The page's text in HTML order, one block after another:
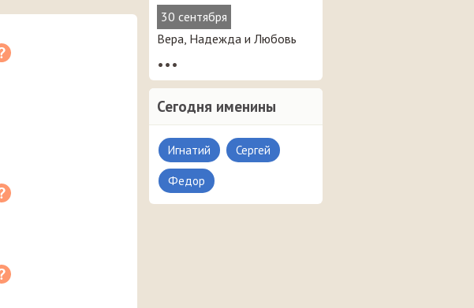
30 сентября
Вера, Надежда и Любовь
•••
Сегодня именины
Игнатий Сергей
Федор